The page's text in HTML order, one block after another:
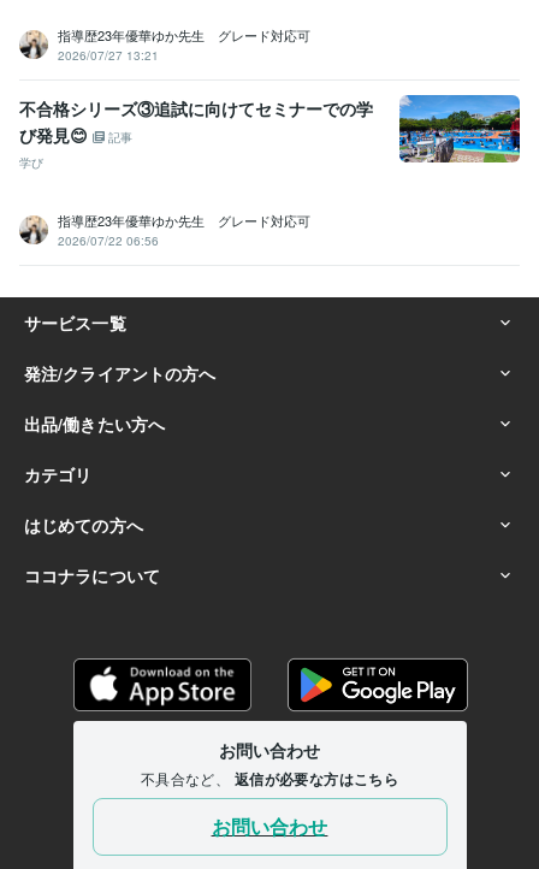
指導歴23年優華ゆか先生 グレード対応可
2026/07/27 13:21
不合格シリーズ③追試に向けてセミナーでの学
び発見😊
記事
学び
指導歴23年優華ゆか先生 グレード対応可
2026/07/22 06:56